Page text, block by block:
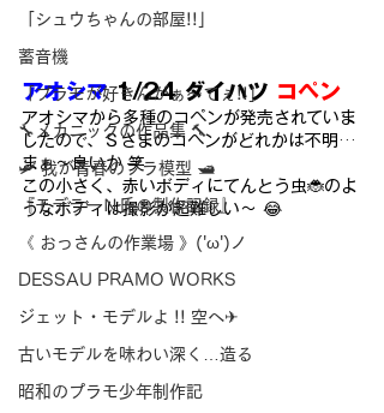
「シュウちゃんの部屋!!」
蓄音機
「プラモが好きんがぁ～てぇ!!」
🔧メカニックの作品集 🔨
🛩 我が青春のプラ模型 🛥
『モデラーＮ氏の製作記録』
《 おっさんの作業場 》('ω')ノ
DESSAU PRAMO WORKS
ジェット・モデルよ !! 空へ✈
古いモデルを味わい深く…造る
昭和のプラモ少年制作記
アオシマ 1/24 ダイハツ コペン
アオシマから多種のコペンが発売されていま
したので、Ｓさまのコペンがどれかは不明…
まぁ～良いか 笑
この小さく、赤いボディにてんとう虫🐞のよ
うなボディは撮影が超難しい～ 😂